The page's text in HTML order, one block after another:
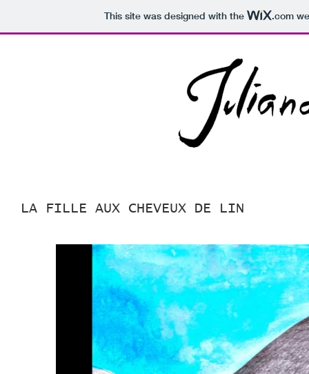
This site was designed with the .com
LA FILLE AUX CHEVEUX DE LIN